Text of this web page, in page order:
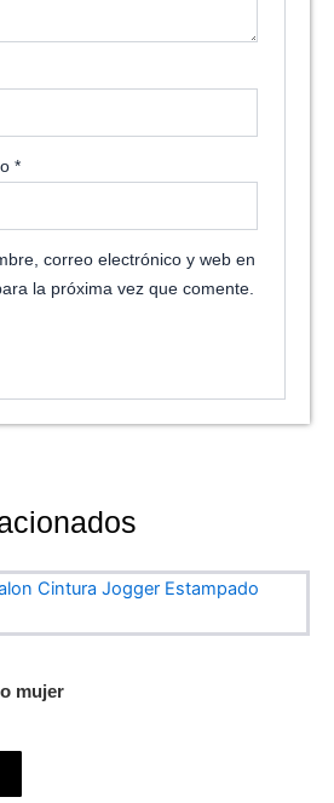
*
correo electrónico y web en
la próxima vez que comente.
mujer
Este
tiene
variantes.
opciones